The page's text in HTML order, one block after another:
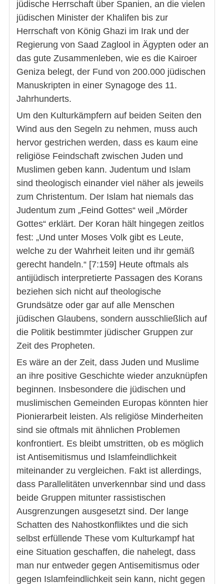
jüdische Herrschaft über Spanien, an die vielen
jüdischen Minister der Khalifen bis zur
Herrschaft von König Ghazi im Irak und der
Regierung von Saad Zaglool in Ägypten oder an
das gute Zusammenleben, wie es die Kairoer
Geniza belegt, der Fund von 200.000 jüdischen
Manuskripten in einer Synagoge des 11.
Jahrhunderts.
Um den Kulturkämpfern auf beiden Seiten den
Wind aus den Segeln zu nehmen, muss auch
hervor gestrichen werden, dass es kaum eine
religiöse Feindschaft zwischen Juden und
Muslimen geben kann. Judentum und Islam
sind theologisch einander viel näher als jeweils
zum Christentum. Der Islam hat niemals das
Judentum zum „Feind Gottes“ weil „Mörder
Gottes“ erklärt. Der Koran hält hingegen zeitlos
fest: „Und unter Moses Volk gibt es Leute,
welche zu der Wahrheit leiten und ihr gemäß
gerecht handeln.“ [7:159] Heute oftmals als
antijüdisch interpretierte Passagen des Korans
beziehen sich nicht auf theologische
Grundsätze oder gar auf alle Menschen
jüdischen Glaubens, sondern ausschließlich auf
die Politik bestimmter jüdischer Gruppen zur
Zeit des Propheten.
Es wäre an der Zeit, dass Juden und Muslime
an ihre positive Geschichte wieder anzuknüpfen
beginnen. Insbesondere die jüdischen und
muslimischen Gemeinden Europas könnten hier
Pionierarbeit leisten. Als religiöse Minderheiten
sind sie oftmals mit ähnlichen Problemen
konfrontiert. Es bleibt umstritten, ob es möglich
ist Antisemitismus und Islamfeindlichkeit
miteinander zu vergleichen. Fakt ist allerdings,
dass Parallelitäten unverkennbar sind und dass
beide Gruppen mitunter rassistischen
Ausgrenzungen ausgesetzt sind. Der lange
Schatten des Nahostkonfliktes und die sich
selbst erfüllende These vom Kulturkampf hat
eine Situation geschaffen, die nahelegt, dass
man nur entweder gegen Antisemitismus oder
gegen Islamfeindlichkeit sein kann, nicht gegen